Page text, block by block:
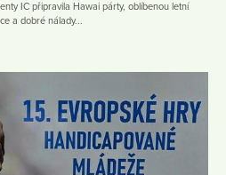
IC připravila Hawai párty, oblíbenou letní
a dobré nálady...